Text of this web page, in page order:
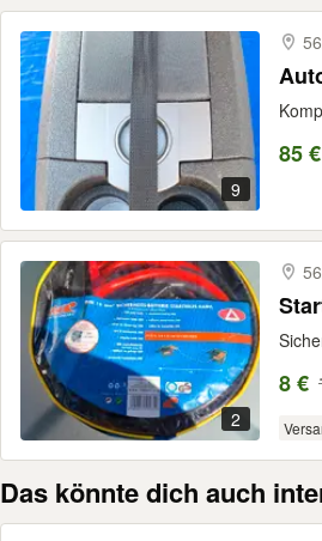
9
85 €
2
8 €
Das könnte dich auch